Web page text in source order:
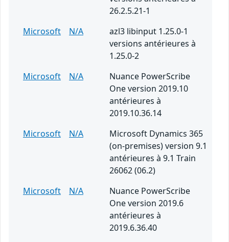
26.2.5.21-1
Microsoft
N/A
azl3 libinput 1.25.0-1
versions antérieures à
1.25.0-2
Microsoft
N/A
Nuance PowerScribe
One version 2019.10
antérieures à
2019.10.36.14
Microsoft
N/A
Microsoft Dynamics 365
(on-premises) version 9.1
antérieures à 9.1 Train
26062 (06.2)
Microsoft
N/A
Nuance PowerScribe
One version 2019.6
antérieures à
2019.6.36.40